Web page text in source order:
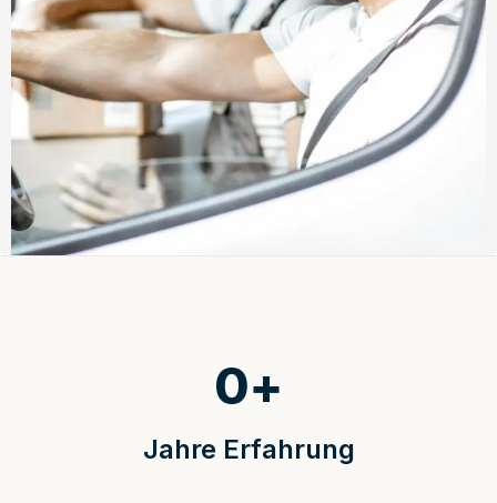
Jahre Erfahrung
0+